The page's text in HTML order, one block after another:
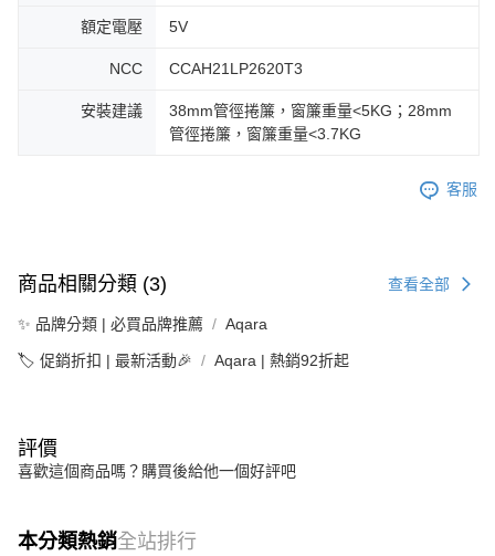
額定電壓 5V
NCC CCAH21LP2620T3
安裝建議
38mm管徑捲簾，窗簾重量<5KG；28mm
管徑捲簾，窗簾重量<3.7KG
客服
商品相關分類 (3) 查看全部
✨ 品牌分類 | 必買品牌推薦 Aqara
🏷️ 促銷折扣 | 最新活動🎉 Aqara | 熱銷92折起
評價
喜歡這個商品嗎？購買後給他一個好評吧
本分類熱銷全站排行